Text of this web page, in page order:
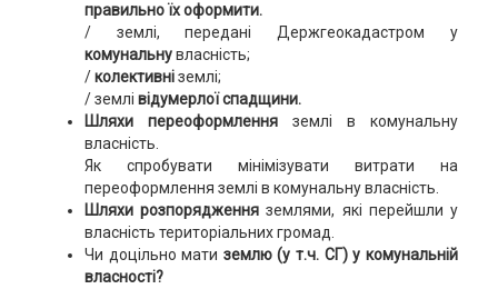
правильно їх оформити.
/ землі, передані Держгеокадастром у
комунальнувласність;
/колективніземлі;
/ землі відумерлої спадщини.
Шляхи переоформленняземлі в комунальну
власність.
Як спробувати мінімізувати витрати на
переоформлення землі в комунальну власність.
Шляхи розпорядження землями, які перейшли у
власність територіальних громад.
Чи доцільно мати землю (у т.ч. СГ) у комунальній
власності?